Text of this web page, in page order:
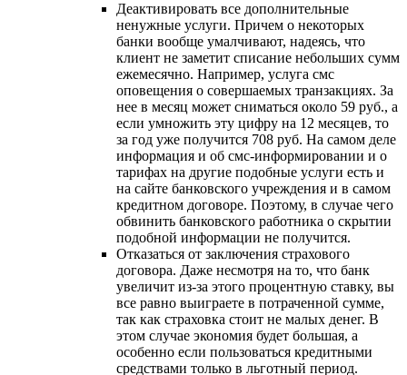
Деактивировать все дополнительные
ненужные услуги. Причем о некоторых
банки вообще умалчивают, надеясь, что
клиент не заметит списание небольших сумм
ежемесячно. Например, услуга смс
оповещения о совершаемых транзакциях. За
нее в месяц может сниматься около 59 руб., а
если умножить эту цифру на 12 месяцев, то
за год уже получится 708 руб. На самом деле
информация и об смс-информировании и о
тарифах на другие подобные услуги есть и
на сайте банковского учреждения и в самом
кредитном договоре. Поэтому, в случае чего
обвинить банковского работника о скрытии
подобной информации не получится.
Отказаться от заключения страхового
договора. Даже несмотря на то, что банк
увеличит из-за этого процентную ставку, вы
все равно выиграете в потраченной сумме,
так как страховка стоит не малых денег. В
этом случае экономия будет большая, а
особенно если пользоваться кредитными
средствами только в льготный период.